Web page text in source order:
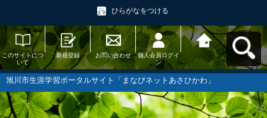
ひらがなをつける
このサイトにつ
いて
新規登録 お問い合わせ
個人会員ログイ
ン
旭川市生涯学習
ポータルサイト
「まなびネット
あさひかわ」へ
戻る
旭川市生涯学習ポータルサイト「まなびネットあさひかわ」